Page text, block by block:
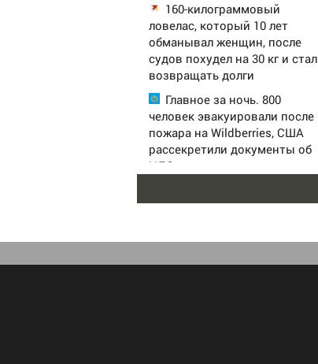
160-килограммовый
ловелас, который 10 лет
обманывал женщин, после
судов похудел на 30 кг и стал
возвращать долги
Главное за ночь. 800
человек эвакуировали после
пожара на Wildberries, США
рассекретили документы об
НЛО
поделилась фото из круиза